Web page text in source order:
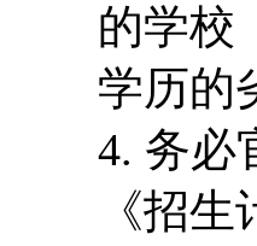
的学校
学历的
4. 务必
《招